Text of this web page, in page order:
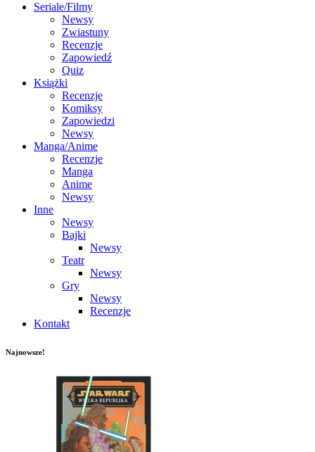
Seriale/Filmy
Newsy
Zwiastuny
Recenzje
Zapowiedź
Quiz
Książki
Recenzje
Komiksy
Zapowiedzi
Newsy
Manga/Anime
Recenzje
Manga
Anime
Newsy
Inne
Newsy
Bajki
Newsy
Teatr
Newsy
Gry
Newsy
Recenzje
Kontakt
Najnowsze!